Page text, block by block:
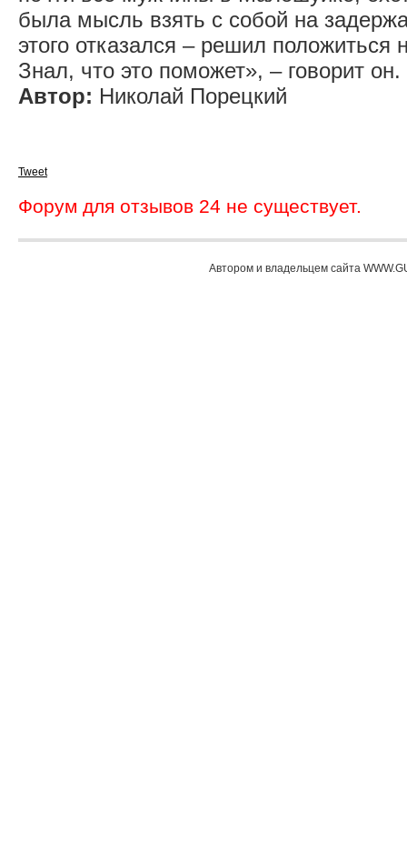
была мысль взять с собой на
этого отказался – решил положиться
Знал, что это поможет», – говорит
Автор: Николай Порецкий
Tweet
Форум для отзывов 24 не существует.
Автором и владельцем сайта